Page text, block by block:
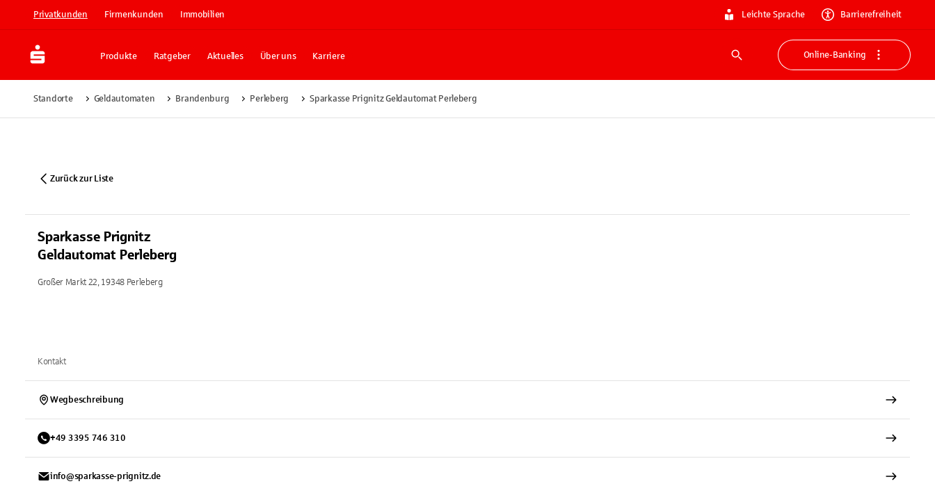
Privatkunden Firmenkunden Immobilien Leichte Sprache Barrierefreiheit
Produkte Ratgeber Aktuelles Über uns Karriere
Suche
Online-Banking
Standorte Geldautomaten Brandenburg Perleberg Sparkasse Prignitz Geldautomat Perleberg
Zurück zur Liste
Sparkasse Prignitz
Geldautomat Perleberg
Großer Markt 22, 19348 Perleberg
Kontakt
Wegbeschreibung
+49 3395 746 310
info@sparkasse-prignitz.de